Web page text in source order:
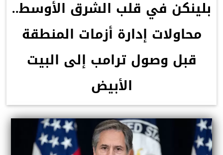
بلينكن في قلب الشرق الأوسط..
محاولات إدارة أزمات المنطقة
قبل وصول ترامب إلى البيت
الأبيض